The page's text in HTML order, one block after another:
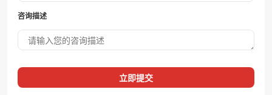
咨询描述
立即提交